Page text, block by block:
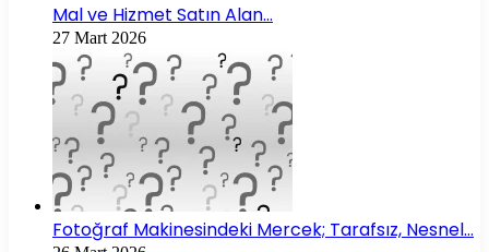
Mal ve Hizmet Satın Alan…
27 Mart 2026
Fotoğraf Makinesindeki Mercek; Tarafsız, Nesnel…